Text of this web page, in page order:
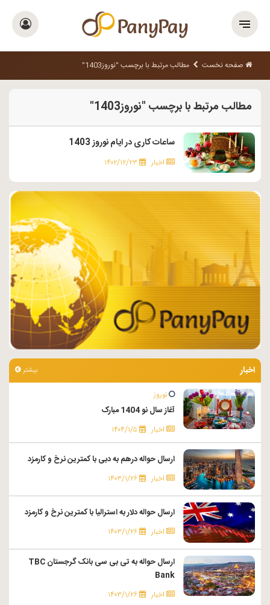
صفحه نخست مطالب مرتبط با برچسب "نوروز1403"
مطالب مرتبط با برچسب "نوروز1403"
ساعات کاری در ایام نوروز 1403
اخبار ۱۴۰۲/۱۲/۲۳
اخبار بیشتر
نوروز
آغاز سال نو 1404 مبارک
اخبار ۱۴۰۴/۱/۵
ارسال حواله درهم به دبی با کمترین نرخ و کارمزد
اخبار ۱۴۰۳/۱/۲۶
ارسال حواله دلار به استرالیا با کمترین نرخ و کارمزد
اخبار ۱۴۰۳/۱/۲۶
ارسال حواله به تی بی سی بانک گرجستان TBC
Bank
اخبار ۱۴۰۳/۱/۲۶